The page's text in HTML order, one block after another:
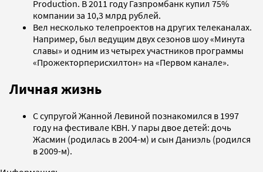
Production. В 2011 году Газпромбанк купил 75%
компании за 10,3 млрд рублей.
Вел несколько телепроектов на других телеканалах.
Например, был ведущим двух сезонов шоу «Минута
славы» и одним из четырех участников программы
«Прожекторперисхилтон» на «Первом канале».
Личная жизнь
С супругой Жанной Левиной познакомился в 1997
году на фестивале КВН. У пары двое детей: дочь
Жасмин (родилась в 2004-м) и сын Даниэль (родился
в 2009-м).